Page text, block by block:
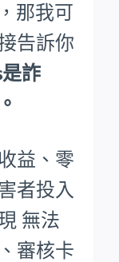
，那我可
告訴你
是詐
益、零
者投入
無法
審核卡